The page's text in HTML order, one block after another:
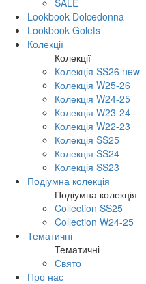
SALE
Lookbook Dolcedonna
Lookbook Golets
Колекції
Колекції
Колекція SS26 new
Колекція W25-26
Колекція W24-25
Колекція W23-24
Колекція W22-23
Колекція SS25
Колекція SS24
Колекція SS23
Подіумна колекція
Подіумна колекція
Collection SS25
Collection W24-25
Тематичні
Тематичні
Свято
Про нас